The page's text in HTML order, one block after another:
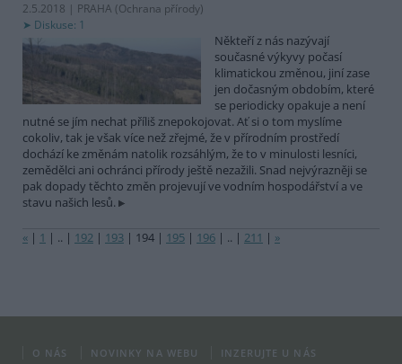
2.5.2018 | PRAHA (Ochrana přírody)
Diskuse: 1
Někteří z nás nazývají
současné výkyvy počasí
klimatickou změnou, jiní zase
jen dočasným obdobím, které
se periodicky opakuje a není
nutné se jím nechat příliš znepokojovat. Ať si o tom myslíme
cokoliv, tak je však více než zřejmé, že v přírodním prostředí
dochází ke změnám natolik rozsáhlým, že to v minulosti lesníci,
zemědělci ani ochránci přírody ještě nezažili. Snad nejvýrazněji se
pak dopady těchto změn projevují ve vodním hospodářství a ve
stavu našich lesů.
« | 1 | .. | 192 | 193 | 194 | 195 | 196 | .. | 211 | »
O NÁS NOVINKY NA WEBU INZERUJTE U NÁS